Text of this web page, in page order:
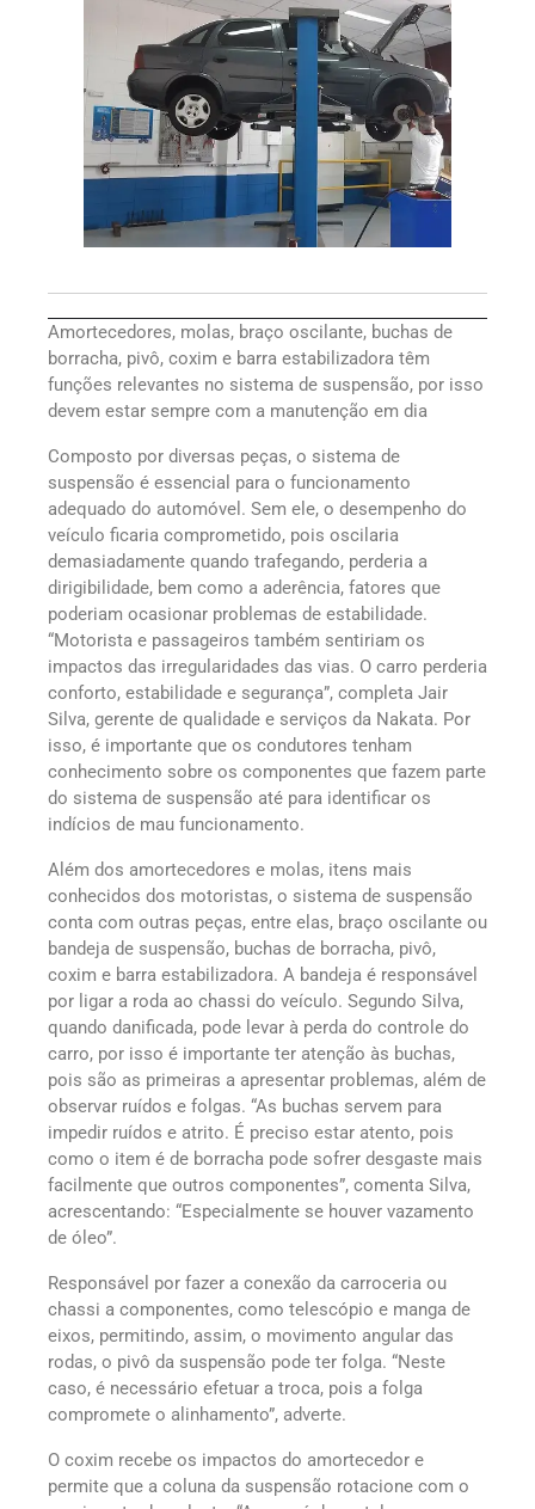
Amortecedores, molas, braço oscilante, buchas de
borracha, pivô, coxim e barra estabilizadora têm
funções relevantes no sistema de suspensão, por isso
devem estar sempre com a manutenção em dia
Composto por diversas peças, o sistema de
suspensão é essencial para o funcionamento
adequado do automóvel. Sem ele, o desempenho do
veículo ficaria comprometido, pois oscilaria
demasiadamente quando trafegando, perderia a
dirigibilidade, bem como a aderência, fatores que
poderiam ocasionar problemas de estabilidade.
“Motorista e passageiros também sentiriam os
impactos das irregularidades das vias. O carro perderia
conforto, estabilidade e segurança”, completa Jair
Silva, gerente de qualidade e serviços da Nakata. Por
isso, é importante que os condutores tenham
conhecimento sobre os componentes que fazem parte
do sistema de suspensão até para identificar os
indícios de mau funcionamento.
Além dos amortecedores e molas, itens mais
conhecidos dos motoristas, o sistema de suspensão
conta com outras peças, entre elas, braço oscilante ou
bandeja de suspensão, buchas de borracha, pivô,
coxim e barra estabilizadora. A bandeja é responsável
por ligar a roda ao chassi do veículo. Segundo Silva,
quando danificada, pode levar à perda do controle do
carro, por isso é importante ter atenção às buchas,
pois são as primeiras a apresentar problemas, além de
observar ruídos e folgas. “As buchas servem para
impedir ruídos e atrito. É preciso estar atento, pois
como o item é de borracha pode sofrer desgaste mais
facilmente que outros componentes”, comenta Silva,
acrescentando: “Especialmente se houver vazamento
de óleo”.
Responsável por fazer a conexão da carroceria ou
chassi a componentes, como telescópio e manga de
eixos, permitindo, assim, o movimento angular das
rodas, o pivô da suspensão pode ter folga. “Neste
caso, é necessário efetuar a troca, pois a folga
compromete o alinhamento”, adverte.
O coxim recebe os impactos do amortecedor e
permite que a coluna da suspensão rotacione com o